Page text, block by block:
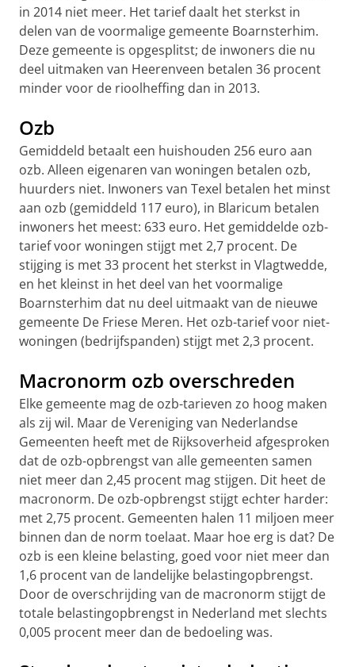
in 2014 niet meer. Het tarief daalt het sterkst in
delen van de voormalige gemeente Boarnsterhim.
Deze gemeente is opgesplitst; de inwoners die nu
deel uitmaken van Heerenveen betalen 36 procent
minder voor de rioolheffing dan in 2013.
Ozb
Gemiddeld betaalt een huishouden 256 euro aan
ozb. Alleen eigenaren van woningen betalen ozb,
huurders niet. Inwoners van Texel betalen het minst
aan ozb (gemiddeld 117 euro), in Blaricum betalen
inwoners het meest: 633 euro. Het gemiddelde ozb-
tarief voor woningen stijgt met 2,7 procent. De
stijging is met 33 procent het sterkst in Vlagtwedde,
en het kleinst in het deel van het voormalige
Boarnsterhim dat nu deel uitmaakt van de nieuwe
gemeente De Friese Meren. Het ozb-tarief voor niet-
woningen (bedrijfspanden) stijgt met 2,3 procent.
Macronorm ozb overschreden
Elke gemeente mag de ozb-tarieven zo hoog maken
als zij wil. Maar de Vereniging van Nederlandse
Gemeenten heeft met de Rijksoverheid afgesproken
dat de ozb-opbrengst van alle gemeenten samen
niet meer dan 2,45 procent mag stijgen. Dit heet de
macronorm. De ozb-opbrengst stijgt echter harder:
met 2,75 procent. Gemeenten halen 11 miljoen meer
binnen dan de norm toelaat. Maar hoe erg is dat? De
ozb is een kleine belasting, goed voor niet meer dan
1,6 procent van de landelijke belastingopbrengst.
Door de overschrijding van de macronorm stijgt de
totale belastingopbrengst in Nederland met slechts
0,005 procent meer dan de bedoeling was.